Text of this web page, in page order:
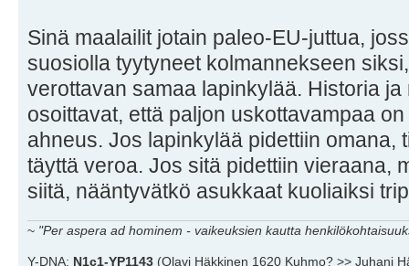
Sinä maalailit jotain paleo-EU-juttua,
suosiolla tyytyneet kolmannekseen
verottavan samaa lapinkylää. Historia
osoittavat, että paljon uskottavampaa
ahneus. Jos lapinkylää pidettiin omana,
täyttä veroa. Jos sitä pidettiin vieraana,
siitä, nääntyvätkö asukkaat kuoliaiksi
~ "Per aspera ad hominem - vaikeuksien kautta
Y-DNA: N1c1-YP1143 (Olavi Häkkinen 1620 Kuhmo? >> Juhani